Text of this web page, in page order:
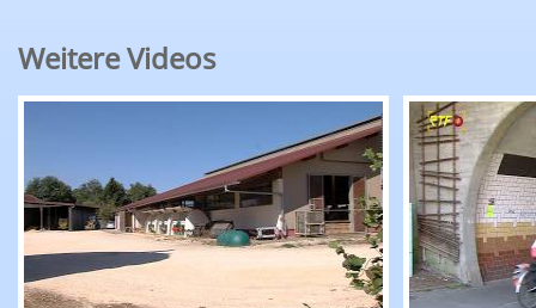
Weitere Videos
RTF.1-Nachrichten: Erntepressegespräch des
RTF.1-